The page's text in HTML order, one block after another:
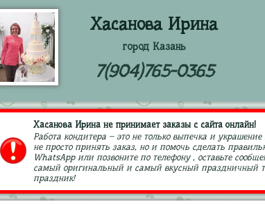
Хасанова Ирина
город Казань
7(904)765-0365
Хасанова Ирина не принимает заказы с сайта онлайн!
Работа кондитера – это не только выпечка и
не просто принять заказ, но и помочь сделать
WhatsApp или позвоните по телефону , оставьте
самый оригинальный и самый вкусный праздничный
праздник!